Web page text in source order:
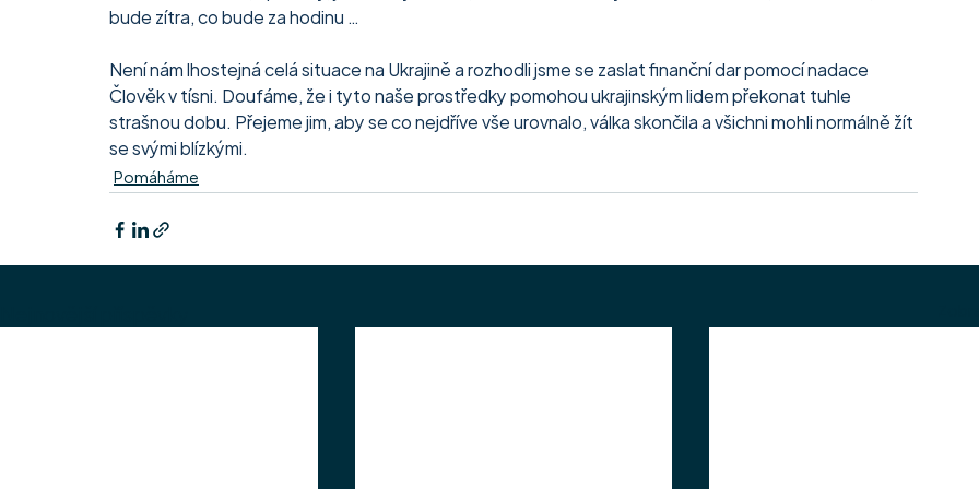
bude zítra, co bude za hodinu …
Není nám lhostejná celá situace na Ukrajině a rozhodli jsme se zaslat finanční dar pomocí nadace
Člověk v tísni. Doufáme, že i tyto naše prostředky pomohou ukrajinským lidem překonat tuhle
strašnou dobu. Přejeme jim, aby se co nejdříve vše urovnalo, válka skončila a všichni mohli normálně žít
se svými blízkými.
Pomáháme